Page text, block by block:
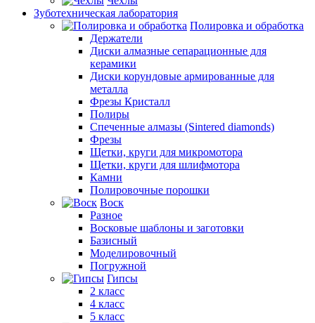
Зуботехническая лаборатория
Полировка и обработка
Держатели
Диски алмазные сепарационные для
керамики
Диски корундовые армированные для
металла
Фрезы Кристалл
Полиры
Спеченные алмазы (Sintered diamonds)
Фрезы
Щетки, круги для микромотора
Щетки, круги для шлифмотора
Камни
Полировочные порошки
Воск
Разное
Восковые шаблоны и заготовки
Базисный
Моделировочный
Погружной
Гипсы
2 класс
4 класс
5 класс